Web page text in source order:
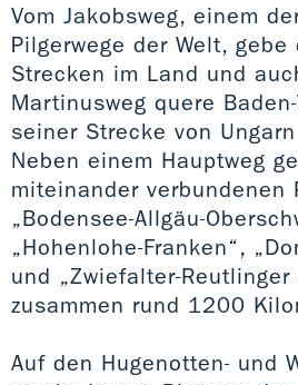
Vom Jakobsweg, einem
Pilgerwege der Welt,
Strecken im Land und
Martinusweg quere
seiner Strecke von
Neben einem Hauptweg
miteinander verbundenen
„Bodensee-Allgäu-
„Hohenlohe-Franken“,
und „Zwiefalter-Reutlinger
zusammen rund 1200
Auf den Hugenotten- und